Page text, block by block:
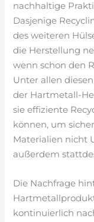
nachhaltige
Dasjenige
des weiteren
die Herstellung
wenn schon den
Unter allen
der Hartmetall-
sie effiziente
können, um
Materialien nicht
außerdem
Die Nachfrage
kontinuierlich